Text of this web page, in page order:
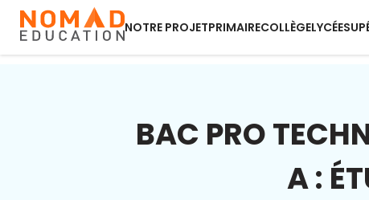
NOTRE PROJETPRIMAIRECOLLÈGELYCÉE
BAC PRO
A :